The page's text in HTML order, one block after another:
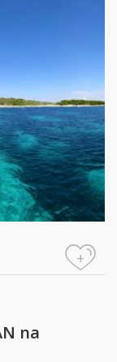
+
na